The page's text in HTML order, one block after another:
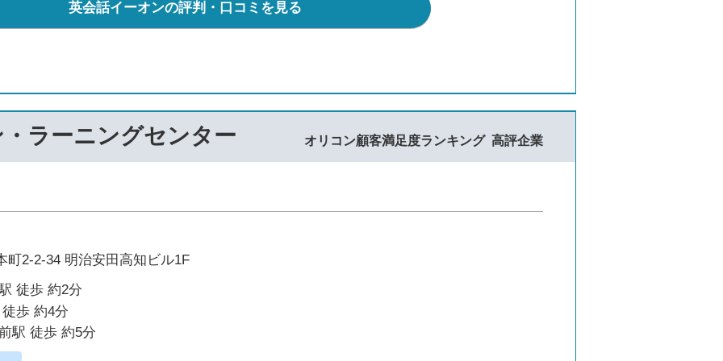
英会話イーオンの評判・口コミを見る
ラーニングセンター オリコン顧客満足度ランキング 高評企業
町2-2-34 明治安田高知ビル1F
徒歩 約2分
歩 約4分
駅 徒歩 約5分